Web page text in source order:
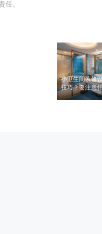
任。
小卫生间装修
技巧？要注意